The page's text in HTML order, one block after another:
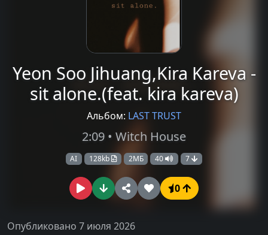
Yeon Soo Jihuang,Kira Kareva -
sit alone.(feat. kira kareva)
Альбом: LAST TRUST
2:09 • Witch House
AI 128kb 2МБ 40 7
0
Опубликовано 7 июля 2026